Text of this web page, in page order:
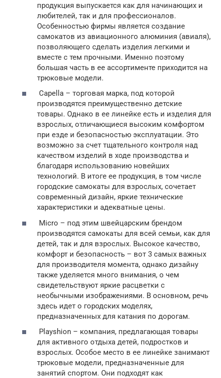
продукция выпускается как для начинающих и
любителей, так и для профессионалов.
Особенностью фирмы является создание
самокатов из авиационного алюминия (авиаля),
позволяющего сделать изделия легкими и
вместе с тем прочными. Именно поэтому
большая часть в ее ассортименте приходится на
трюковые модели.
Capella – торговая марка, под которой
производятся преимущественно детские
товары. Однако в ее линейке есть и изделия для
взрослых, отличающиеся высоким комфортом
при езде и безопасностью эксплуатации. Это
возможно за счет тщательного контроля над
качеством изделий в ходе производства и
благодаря использованию новейших
технологий. В итоге ее продукция, в том числе
городские самокаты для взрослых, сочетает
современный дизайн, яркие технические
характеристики и адекватные цены.
Micro – под этим швейцарским брендом
производятся самокаты для всей семьи, как для
детей, так и для взрослых. Высокое качество,
комфорт и безопасность – вот 3 самых важных
для производителя момента, однако дизайну
также уделяется много внимания, о чем
свидетельствуют яркие расцветки с
необычными изображениями. В основном, речь
здесь идет о городских моделях,
предназначенных для катания по дорогам.
Playshion – компания, предлагающая товары
для активного отдыха детей, подростков и
взрослых. Особое место в ее линейке занимают
трюковые модели, предназначенные для
занятий спортом. Они подходят как